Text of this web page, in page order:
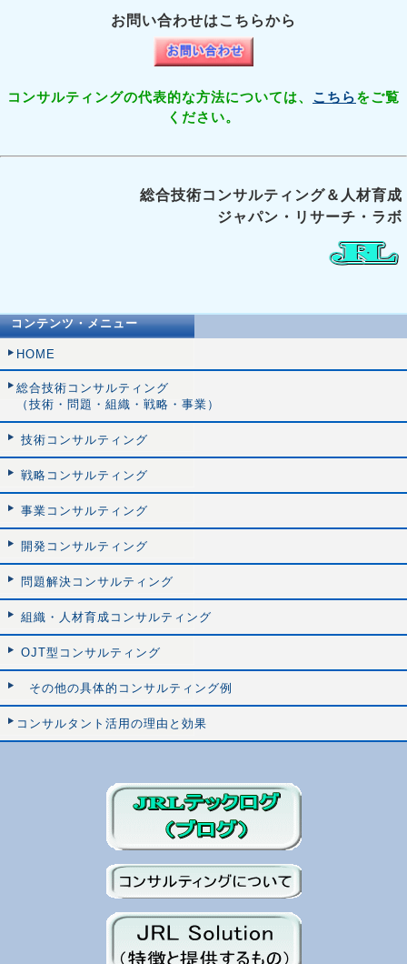
お問い合わせはこちらから
コンサルティングの代表的な方法については、 こちらをご覧
ください。
総合技術コンサルティング＆人材育成
ジャパン・リサーチ・ラボ
コンテンツ・メニュー
HOME
総合技術コンサルティング
（技術・問題・組織・戦略・事業）
技術コンサルティング
戦略コンサルティング
事業コンサルティング
開発コンサルティング
問題解決コンサルティング
組織・人材育成コンサルティング
OJT型コンサルティング
その他の具体的コンサルティング例
コンサルタント活用の理由と効果